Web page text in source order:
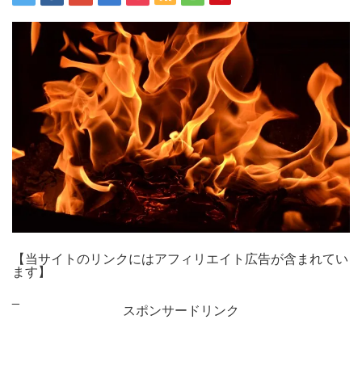
【当サイトのリンクにはアフィリエイト広告が含まれてい
ます】
スポンサードリンク